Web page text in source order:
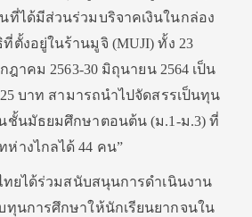
ที่ได้มีส่วนร่วมบริจาคเงินในกล่อง
ตั้งอยู่ในร้านมูจิ (MUJI) ทั้ง 23
ฎาคม 2563-30 มิถุนายน 2564 เป็น
บาท สามารถนำไปจัดสรรเป็นทุน
ชั้นมัธยมศึกษาตอนต้น (ม.1-ม.3) ที่
างไกลได้ 44 คน”
ทยได้ร่วมสนับสนุนการดำเนินงาน
ทุนการศึกษาให้นักเรียนยากจนใน